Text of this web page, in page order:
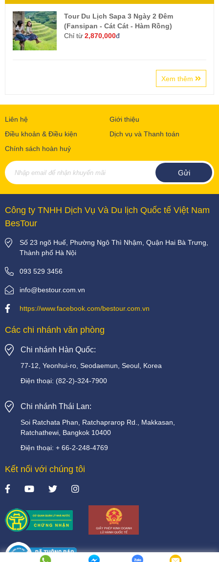
Tour Du Lịch Sapa 3 Ngày 2 Đêm
(Fansipan - Cát Cát - Hàm Rồng)
Chỉ từ 2,870,000đ
Xem thêm
Liên hệ
Giới thiệu
Điều khoản & Điều kiện
Dịch vụ và Thanh toán
Chính sách hoàn huỷ
Công ty TNHH Dịch Vụ Và Du lịch Quốc tế Việt Nam
BesTour
Số 23 ngõ Huế, Phường Ngô Thì Nhậm, Quận Hai Bà Trưng,
Thành phố Hà Nội
093 529 3456
info@bestour.com.vn
https://www.facebook.com/bestour.com.vn
Các chi nhánh văn phòng
Chi nhánh Hàn Quốc:
77-12, Yeonhui-ro, Seodaemun, Seoul, Korea
Điện thoại: (82-2)-324-7900
Chi nhánh Thái Lan:
Soi Ratchata Phan, Ratchaprarop Rd.,
Makkasan,
Ratchathewi, Bangkok 10400
Điện thoại: + 66-2-248-4769
Kết nối với chúng tôi